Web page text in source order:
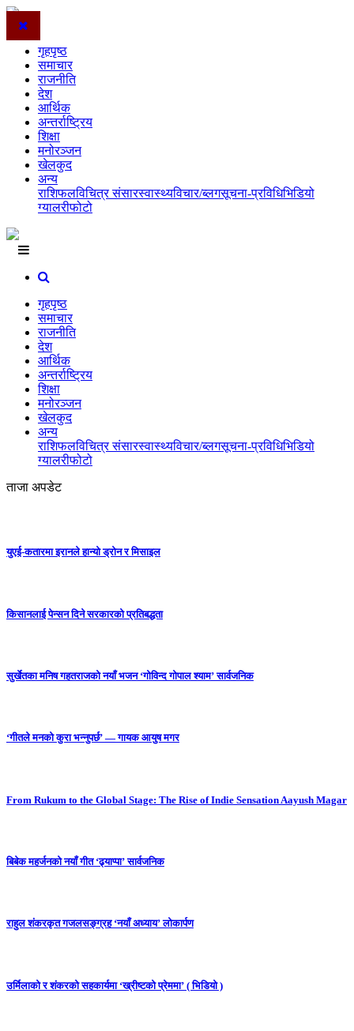
गृहपृष्ठ
समाचार
राजनीति
देश
आर्थिक
अन्तर्राष्ट्रिय
शिक्षा
मनोरञ्जन
खेलकुद
अन्य
राशिफलविचित्र संसारस्वास्थ्यविचार/ब्लगसूचना-प्रविधिभिडियो
ग्यालरीफोटो
गृहपृष्ठ
समाचार
राजनीति
देश
आर्थिक
अन्तर्राष्ट्रिय
शिक्षा
मनोरञ्जन
खेलकुद
अन्य
राशिफलविचित्र संसारस्वास्थ्यविचार/ब्लगसूचना-प्रविधिभिडियो
ग्यालरीफोटो
ताजा अपडेट
युएई-कतारमा इरानले हान्यो ड्रोन र मिसाइल
किसानलाई पेन्सन दिने सरकारको प्रतिबद्धता
सुर्खेतका मनिष गहतराजको नयाँ भजन ‘गोविन्द गोपाल श्याम’ सार्वजनिक
‘गीतले मनको कुरा भन्नुपर्छ’ — गायक आयुष मगर
From Rukum to the Global Stage: The Rise of Indie Sensation Aayush Magar
बिबेक महर्जनको नयाँ गीत ‘ढ्याप्पा’ सार्वजनिक
राहुल शंकरकृत गजलसङ्ग्रह ‘नयाँ अध्याय’ लोकार्पण
उर्मिलाको र शंकरको सहकार्यमा ‘ख्रीष्टको प्रेममा’ ( भिडियो )